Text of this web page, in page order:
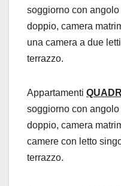
soggiorno con
doppio, camera
una camera a due
terrazzo.
Appartamenti
soggiorno con
doppio, camera
camere con letto
terrazzo.